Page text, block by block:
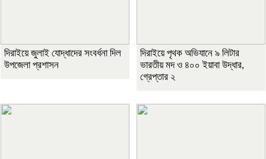
দিরাইয়ে জুলাই যোদ্ধাদের সংবর্ধনা দিল
উপজেলা প্রশাসন
দিরাইয়ে পৃথক অভিযানে ৯ লিটার
ভারতীয় মদ ও ৪০০ ইয়াবা উদ্ধার,
গ্রেপ্তার ২